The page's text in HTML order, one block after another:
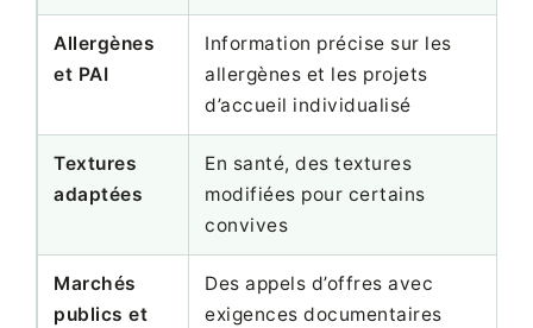
Allergènes
et PAI
Information précise sur les
allergènes et les projets
d’accueil individualisé
Textures
adaptées
En santé, des textures
modifiées pour certains
convives
Marchés
publics et
Des appels d’offres avec
exigences documentaires